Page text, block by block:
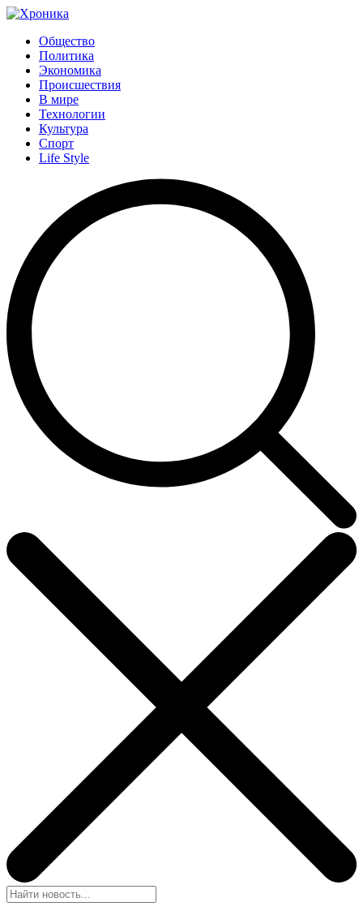
Общество
Политика
Экономика
Происшествия
В мире
Технологии
Культура
Спорт
Life Style